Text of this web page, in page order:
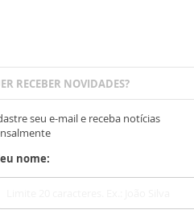
RECEBER NOVIDADES?
seu e-mail e receba notícias
nome: